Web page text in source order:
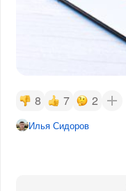
8 7 2
Илья Сидоров